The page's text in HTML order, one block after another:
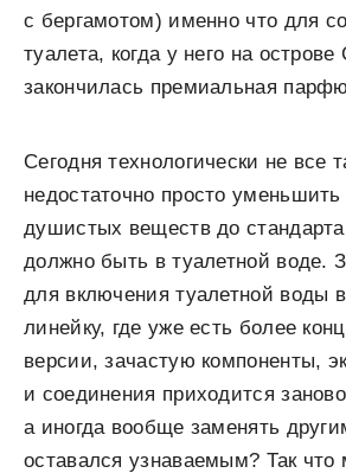
с бергамотом) именно что для
туалета, когда у него на
закончилась премиальная
Сегодня технологически не все
недостаточно просто
душистых веществ до стандарта
должно быть в туалетной воде.
для включения туалетной воды
линейку, где уже есть более
версии, зачастую компоненты,
и соединения приходится
а иногда вообще заменять
оставался узнаваемым? Так